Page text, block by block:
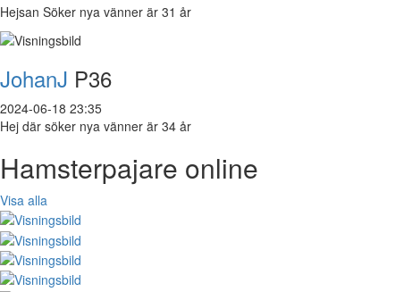
Hejsan Söker nya vänner är 31 år
JohanJ P36
2024-06-18 23:35
Hej där söker nya vänner är 34 år
Hamsterpajare online
Visa alla